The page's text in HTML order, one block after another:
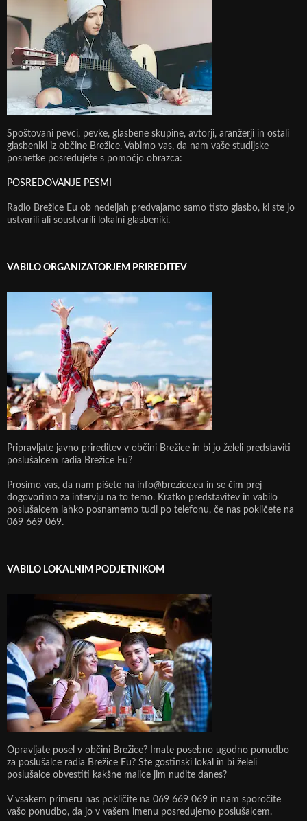
Spoštovani pevci, pevke, glasbene skupine, avtorji, aranžerji in ostali
glasbeniki iz občine Brežice. Vabimo vas, da nam vaše studijske
posnetke posredujete s pomočjo obrazca:
POSREDOVANJE PESMI
Radio Brežice Eu ob nedeljah predvajamo samo tisto glasbo, ki ste jo
ustvarili ali soustvarili lokalni glasbeniki.
VABILO ORGANIZATORJEM PRIREDITEV
Pripravljate javno prireditev v občini Brežice in bi jo želeli predstaviti
poslušalcem radia Brežice Eu?
Prosimo vas, da nam pišete na info@brezice.eu in se čim prej
dogovorimo za intervju na to temo. Kratko predstavitev in vabilo
poslušalcem lahko posnamemo tudi po telefonu, če nas pokličete na
069 669 069.
VABILO LOKALNIM PODJETNIKOM
Opravljate posel v občini Brežice? Imate posebno ugodno ponudbo
za poslušalce radia Brežice Eu? Ste gostinski lokal in bi želeli
poslušalce obvestiti kakšne malice jim nudite danes?
V vsakem primeru nas pokličite na 069 669 069 in nam sporočite
vašo ponudbo, da jo v vašem imenu posredujemo poslušalcem.